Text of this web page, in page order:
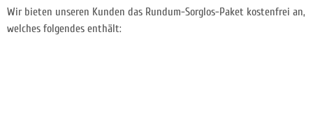
Wir bieten unseren Kunden das Rundum-Sorglos-Paket kostenfrei an,
welches folgendes enthält: